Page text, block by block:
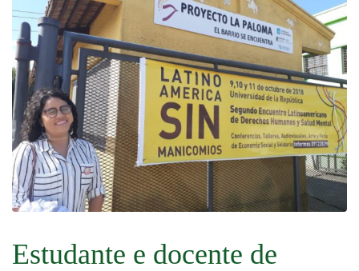
Estudante e docente de